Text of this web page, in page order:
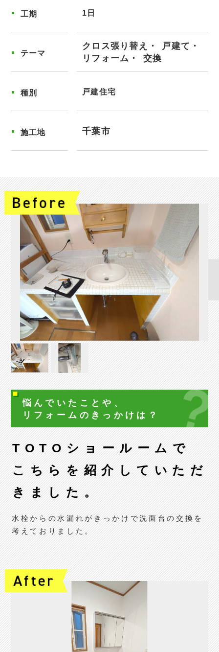
工期 1日
テーマ
クロス張り替え
戸建て
リフォーム
交換
種別 戸建住宅
施工地 千葉市
悩んでいたことや、
リフォームの きっかけは？
TOTOショールームで
こちらを紹介していただ
きました。
水栓からの水漏れがきっかけで洗面台の交換を
考えておりました。